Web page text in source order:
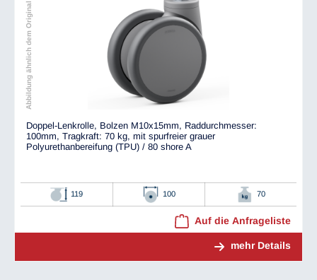
Abbildung ähnlich dem Original
Doppel-Lenkrolle, Bolzen M10x15mm, Raddurchmesser:
100mm, Tragkraft: 70 kg, mit spurfreier grauer
Polyurethanbereifung (TPU) / 80 shore A
119 100 70
Auf die Anfrageliste
mehr Details